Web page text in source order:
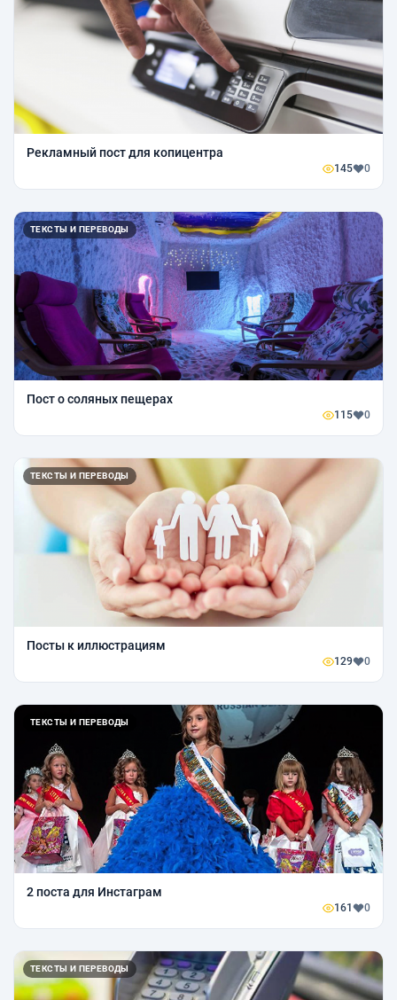
Рекламный пост для копицентра
145 0
ТЕКСТЫ И ПЕРЕВОДЫ
Пост о соляных пещерах
115 0
ТЕКСТЫ И ПЕРЕВОДЫ
Посты к иллюстрациям
129 0
ТЕКСТЫ И ПЕРЕВОДЫ
2 поста для Инстаграм
161 0
ТЕКСТЫ И ПЕРЕВОДЫ